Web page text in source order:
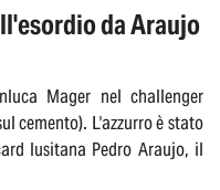
da Araujo
Mager nel challenger
cemento). L'azzurro è stato
lusitana Pedro Araujo, il